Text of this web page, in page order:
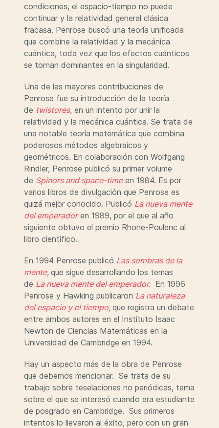
condiciones, el espacio-tiempo no puede
continuar y la relatividad general clásica
fracasa. Penrose buscó una teoría unificada
que combine la relatividad y la mecánica
cuántica, toda vez que los efectos cuánticos
se tornan dominantes en la singularidad.
Una de las mayores contribuciones de
Penrose fue su introducción de la teoría
de twistores, en un intento por unir la
relatividad y la mecánica cuántica. Se trata de
una notable teoría matemática que combina
poderosos métodos algebraicos y
geométricos. En colaboración con Wolfgang
Rindler, Penrose publicó su primer volume
de Spinors and space-timeen 1984. Es por
varios libros de divulgación que Penrose es
quizá mejor conocido. Publicó La nueva mente
del emperadoren 1989, por el que al año
siguiente obtuvo el premio Rhone-Poulenc al
libro científico.
En 1994 Penrose publicó Las sombras de la
mente, que sigue desarrollando los temas
de La nueva mente del emperador. En 1996
Penrose y Hawking publicaron La naturaleza
del espacio y el tiempo, que registra un debate
entre ambos autores en el Instituto Isaac
Newton de Ciencias Matemáticas en la
Universidad de Cambridge en 1994.
Hay un aspecto más de la obra de Penrose
que debemos mencionar. Se trata de su
trabajo sobre teselaciones no periódicas, tema
sobre el que se interesó cuando era estudiante
de posgrado en Cambridge. Sus primeros
intentos lo llevaron al éxito, pero con un gran